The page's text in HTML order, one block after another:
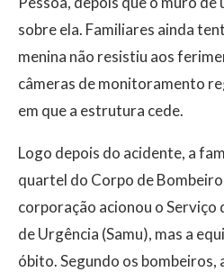
sobre ela. Familiares ainda
menina não resistiu aos
câmeras de monitoramento
em que a estrutura cede.
Logo depois do acidente, a
quartel do Corpo de
corporação acionou o
de Urgência (Samu), mas a
óbito. Segundo os bombeiros,